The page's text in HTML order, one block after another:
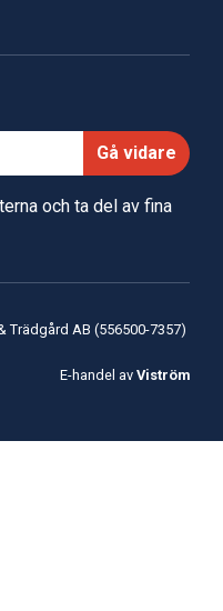
Gå vidare
och ta del av fina
Trädgård AB (556500-7357)
E-handel av Viström